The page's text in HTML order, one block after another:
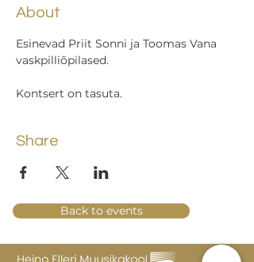
About
Esinevad Priit Sonni ja Toomas Vana
vaskpilliõpilased.
Kontsert on tasuta.
Share
Back to events